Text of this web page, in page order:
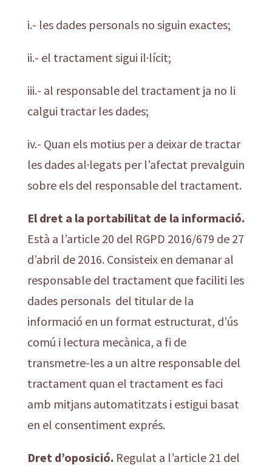
i.- les dades personals no siguin exactes;
ii.- el tractament sigui il·lícit;
iii.- al responsable del tractament ja no li
calgui tractar les dades;
iv.- Quan els motius per a deixar de tractar
les dades al·legats per l’afectat prevalguin
sobre els del responsable del tractament.
El dret a la portabilitat de la informació.
Està a l’article 20 del RGPD 2016/679 de 27
d’abril de 2016. Consisteix en demanar al
responsable del tractament que faciliti les
dades personals del titular de la
informació en un format estructurat, d’ús
comú i lectura mecànica, a fi de
transmetre-les a un altre responsable del
tractament quan el tractament es faci
amb mitjans automatitzats i estigui basat
en el consentiment exprés.
Dret d’oposició. Regulat a l’article 21 del